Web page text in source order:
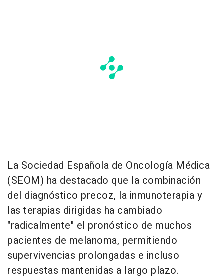
La Sociedad Española de Oncología Médica
(SEOM) ha destacado que la combinación
del diagnóstico precoz, la inmunoterapia y
las terapias dirigidas ha cambiado
"radicalmente" el pronóstico de muchos
pacientes de melanoma, permitiendo
supervivencias prolongadas e incluso
respuestas mantenidas a largo plazo.